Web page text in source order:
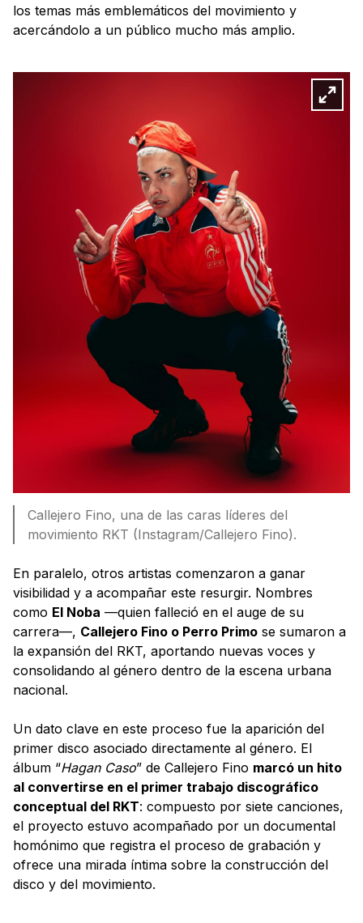
los temas más emblemáticos del movimiento y
acercándolo a un público mucho más amplio.
Callejero Fino, una de las caras líderes del
movimiento RKT (Instagram/Callejero Fino).
En paralelo, otros artistas comenzaron a ganar
visibilidad y a acompañar este resurgir. Nombres
como El Noba —quien falleció en el auge de su
carrera—, Callejero Fino o Perro Primo se sumaron a
la expansión del RKT, aportando nuevas voces y
consolidando al género dentro de la escena urbana
nacional.
Un dato clave en este proceso fue la aparición del
primer disco asociado directamente al género. El
álbum “Hagan Caso” de Callejero Fino marcó un hito
al convertirse en el primer trabajo discográfico
conceptual del RKT: compuesto por siete canciones,
el proyecto estuvo acompañado por un documental
homónimo que registra el proceso de grabación y
ofrece una mirada íntima sobre la construcción del
disco y del movimiento.